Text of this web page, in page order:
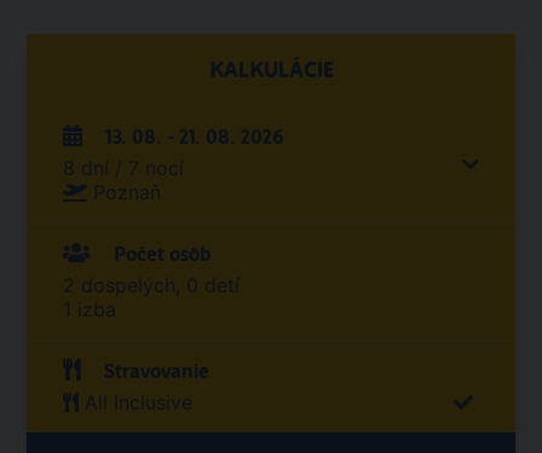
KALKULÁCIE
13. 08. - 21. 08. 2026
8 dní / 7 nocí
Poznaň
Počet osôb
2 dospelých, 0 detí
1 izba
Stravovanie
All Inclusive